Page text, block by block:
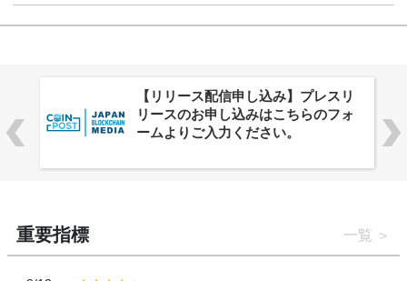
株式会社PlnX、アジア最大級のグロ
ーバルWeb3カンファレンス
「WebX2026」とのコラボレーショ
重要指標 一覧